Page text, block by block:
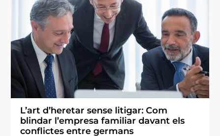
L’art d’heretar sense litigar: Com
blindar l’empresa familiar davant els
conflictes entre germans